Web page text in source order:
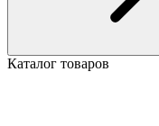
Каталог товаров